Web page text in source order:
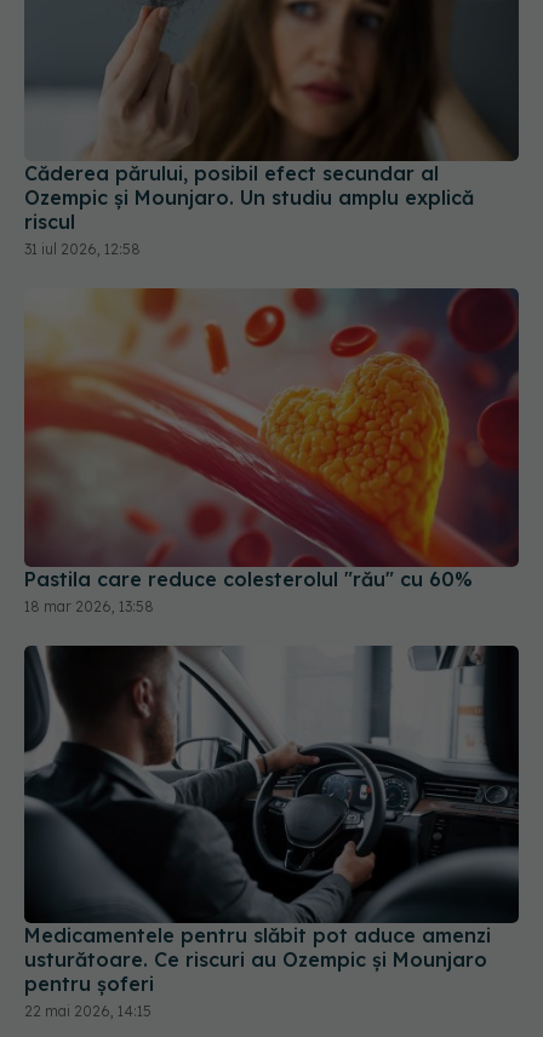
Căderea părului, posibil efect secundar al
Ozempic și Mounjaro. Un studiu amplu explică
riscul
31 iul 2026, 12:58
Pastila care reduce colesterolul "rău" cu 60%
18 mar 2026, 13:58
Medicamentele pentru slăbit pot aduce amenzi
usturătoare. Ce riscuri au Ozempic și Mounjaro
pentru șoferi
22 mai 2026, 14:15